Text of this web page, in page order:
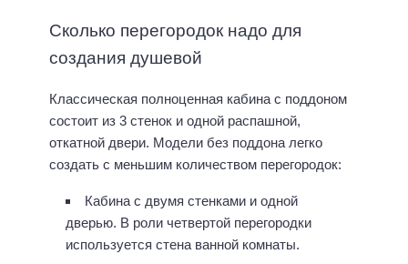
Сколько перегородок надо для
создания душевой
Классическая полноценная кабина с поддоном
состоит из 3 стенок и одной распашной,
откатной двери. Модели без поддона легко
создать с меньшим количеством перегородок:
Кабина с двумя стенками и одной
дверью. В роли четвертой перегородки
используется стена ванной комнаты.